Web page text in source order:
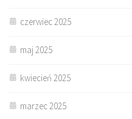
czerwiec 2025
maj 2025
kwiecień 2025
marzec 2025